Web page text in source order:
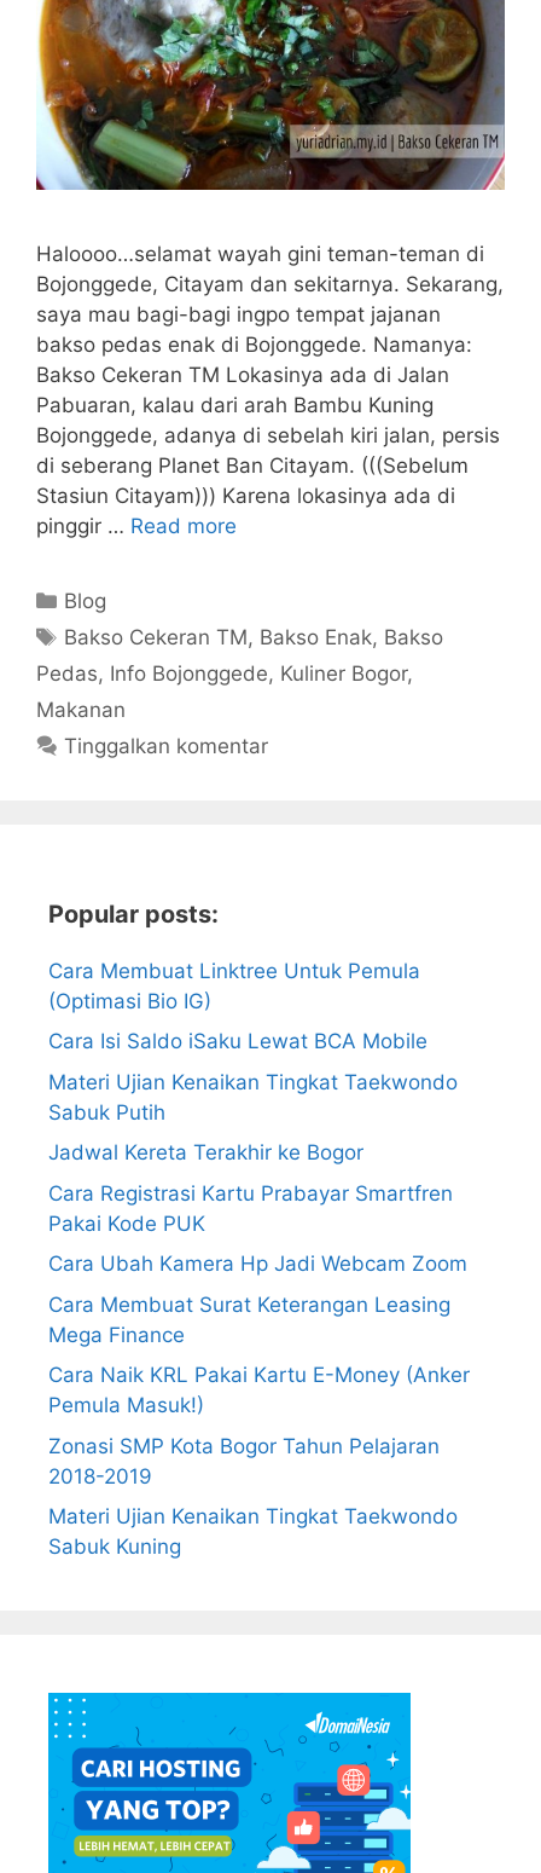
Haloooo…selamat wayah gini teman-teman di
Bojonggede, Citayam dan sekitarnya. Sekarang,
saya mau bagi-bagi ingpo tempat jajanan
bakso pedas enak di Bojonggede. Namanya:
Bakso Cekeran TM Lokasinya ada di Jalan
Pabuaran, kalau dari arah Bambu Kuning
Bojonggede, adanya di sebelah kiri jalan, persis
di seberang Planet Ban Citayam. (((Sebelum
Stasiun Citayam))) Karena lokasinya ada di
pinggir … Read more
Kategori
Blog
Tag
Bakso Cekeran TM, Bakso Enak, Bakso
Pedas, Info Bojonggede, Kuliner Bogor,
Makanan
Tinggalkan komentar
Popular posts:
Cara Membuat Linktree Untuk Pemula
(Optimasi Bio IG)
Cara Isi Saldo iSaku Lewat BCA Mobile
Materi Ujian Kenaikan Tingkat Taekwondo
Sabuk Putih
Jadwal Kereta Terakhir ke Bogor
Cara Registrasi Kartu Prabayar Smartfren
Pakai Kode PUK
Cara Ubah Kamera Hp Jadi Webcam Zoom
Cara Membuat Surat Keterangan Leasing
Mega Finance
Cara Naik KRL Pakai Kartu E-Money (Anker
Pemula Masuk!)
Zonasi SMP Kota Bogor Tahun Pelajaran
2018-2019
Materi Ujian Kenaikan Tingkat Taekwondo
Sabuk Kuning